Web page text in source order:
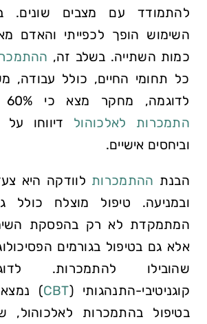
להתמודד עם מצבים שונים.
השימוש הופך לכפייתי והאדם
כמות השתייה. בשלב​ זה,
⁤כל ⁣תחומי החיים, כולל עבודה,
⁢לדוגמה, מחקר מצא כי 60% מהאנשים עם
התמכרות לאלכוהול דיווחו
וביחסים אישיים.
הבנת ההתמכרות לוודקה היא
ובמניעה. טיפול מוצלח כולל
המתמקדת לא רק בהפסקת
אלא גם בטיפול בגורמים
שהובילו להתמכרות.
קוגניטיבי-התנהגותי (CBT) נמצא
בטיפול בהתמכרות לאלכוהול,